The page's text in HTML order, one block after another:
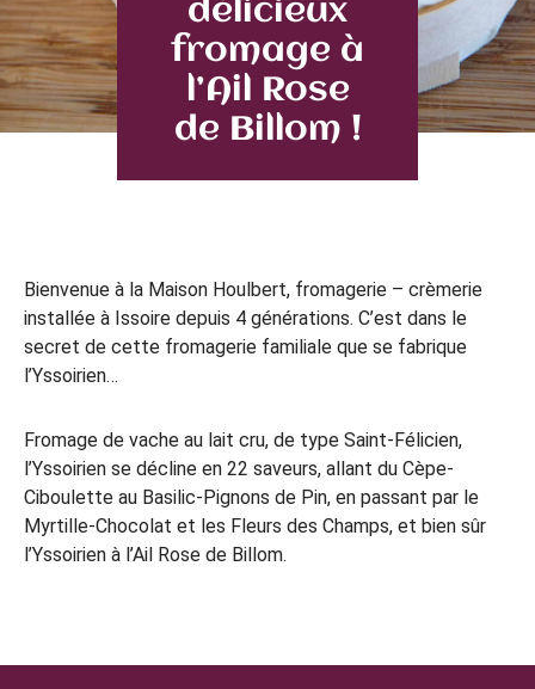
délicieux
fromage à
l’Ail Rose
de Billom !
Bienvenue à la Maison Houlbert, fromagerie – crèmerie
installée à Issoire depuis 4 générations. C’est dans le
secret de cette fromagerie familiale que se fabrique
l’Yssoirien…
Fromage de vache au lait cru, de type Saint-Félicien,
l’Yssoirien se décline en 22 saveurs, allant du Cèpe-
Ciboulette au Basilic-Pignons de Pin, en passant par le
Myrtille-Chocolat et les Fleurs des Champs, et bien sûr
l’Yssoirien à l’Ail Rose de Billom.